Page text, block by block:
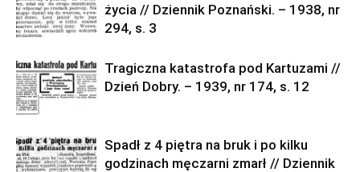
życia // Dziennik Poznański. – 1938, nr
294, s. 3
Tragiczna katastrofa pod Kartuzami //
Dzień Dobry. – 1939, nr 174, s. 12
Spadł z 4 piętra na bruk i po kilku
godzinach męczarni zmarł // Dziennik